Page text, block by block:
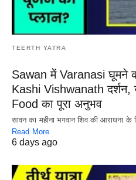
TEERTH YATRA
Sawan में Varanasi घूमने
Kashi Vishwanath
Food का पूरा अनुभव
सावन का महीना भगवान शिव की आराधना
Read More
6 days ago